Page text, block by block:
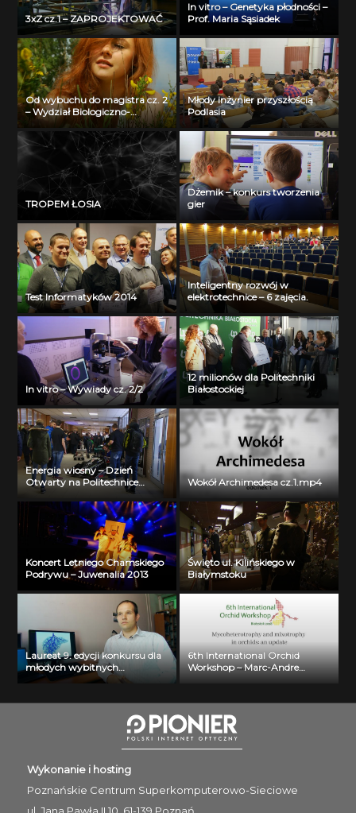
3xZ cz.1 – ZAPROJEKTOWAĆ
In vitro – Genetyka płodności –
Prof. Maria Sąsiadek
Od wybuchu do magistra cz. 2
– Wydział Biologiczno-
Chemiczny Uniwersytetu w
Białymstoku
Młody inżynier przyszłością
Podlasia
TROPEM ŁOSIA
Dżemik – konkurs tworzenia
gier
Test Informatyków 2014
Inteligentny rozwój w
elektrotechnice – 6 zajęcia.
In vitro – Wywiady cz. 2/2
12 milionów dla Politechniki
Białostockiej
Energia wiosny – Dzień
Otwarty na Politechnice
Białostockiej
Wokół Archimedesa cz.1.mp4
Koncert Letniego Chamskiego
Podrywu – Juwenalia 2013
Święto ul. Kilińskiego w
Białymstoku
Laureat 9. edycji konkursu dla
młodych wybitnych
naukowców- dr inż. Krzysztof
6th International Orchid
Workshop – Marc-Andre
Selosse
Wykonanie i hosting
Poznańskie Centrum Superkomputerowo-Sieciowe
ul. Jana Pawła II 10, 61-139 Poznań